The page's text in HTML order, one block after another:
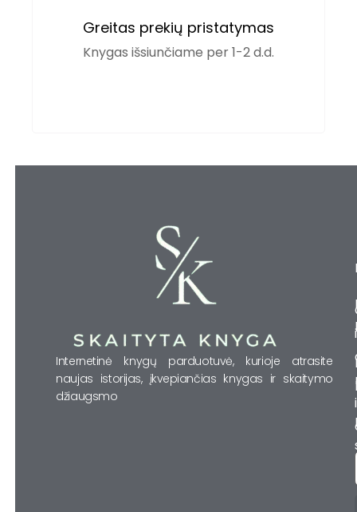
Greitas prekių pristatymas
Knygas išsiunčiame per 1-2 d.d.
Internetinė knygų parduotuvė, kurioje atrasite
naujas istorijas, įkvepiančias knygas ir skaitymo
džiaugsmo